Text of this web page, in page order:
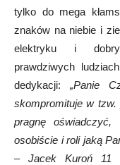
tylko do mega
znaków na niebie i
elektryku i
prawdziwych
dedykacji: „Panie
skompromituje w
pragnę
osobiście i roli jaką
–Jacek Kuroń 11